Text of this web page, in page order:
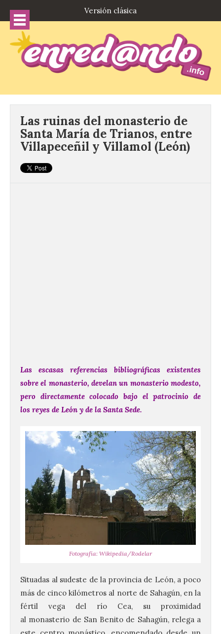
Versión clásica
Las ruinas del monasterio de
Santa María de Trianos, entre
Villapeceñil y Villamol (León)
Las escasas referencias bibliográficas existentes
sobre el monasterio, develan un monasterio modesto,
pero directamente colocado bajo el patrocinio de
los reyes de León y de la Santa Sede.
Fotografía: Wikipedia/Rodelar
Situadas al sudeste de la provincia de León, a poco
más de cinco kilómetros al norte de Sahagún, en la
fértil vega del río Cea, su proximidad
al monasterio de San Benito de Sahagún, relega a